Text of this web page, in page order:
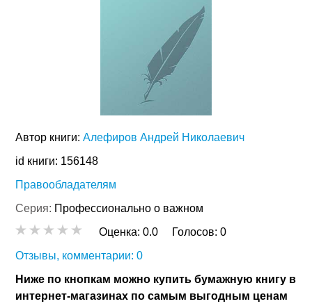
Автор книги:Алефиров Андрей Николаевич
id книги: 156148
Правообладателям
Серия: Профессионально о важном
Оценка:0.0 Голосов:0
Отзывы, комментарии: 0
Ниже по кнопкам можно купить бумажную книгу в
интернет-магазинах по самым выгодным ценам